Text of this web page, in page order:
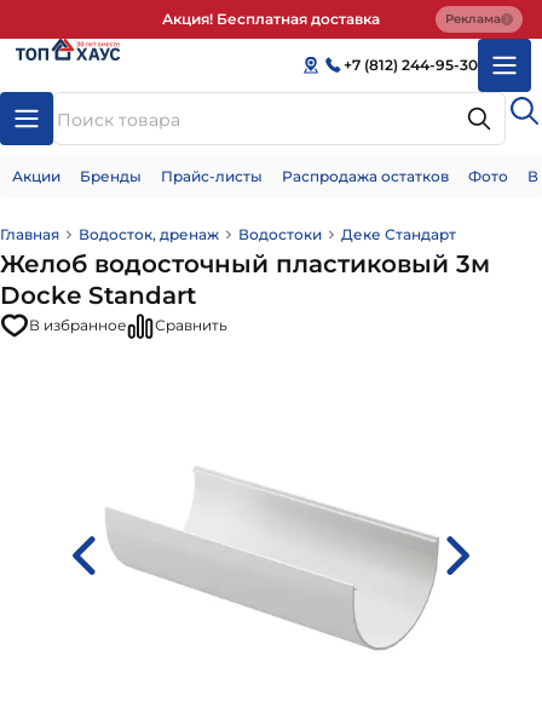
Акция! Бесплатная доставка Реклама
+7 (812) 244-95-30
Акции Бренды Прайс-листы Распродажа остатков Фото
Главная Водосток, дренаж Водостоки Деке Стандарт
Желоб водосточный пластиковый 3м
Docke Standart
В избранное Сравнить